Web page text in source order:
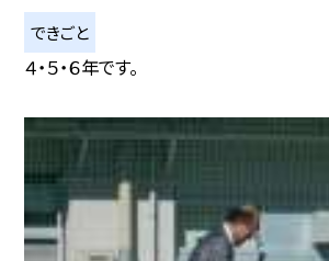
できごと
４・５・６年です。